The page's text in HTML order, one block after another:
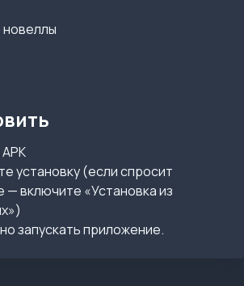
новеллы
установку (если спросит
— включите «Установка из
запускать приложение.